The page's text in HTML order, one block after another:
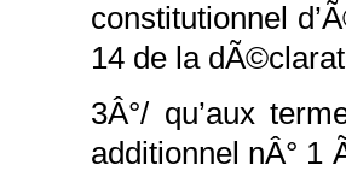
constitutionnel
14 de la
3Â°/ qu’aux
additionnel nÂ° 1